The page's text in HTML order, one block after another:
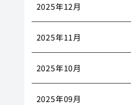
2025年12月
2025年11月
2025年10月
2025年09月